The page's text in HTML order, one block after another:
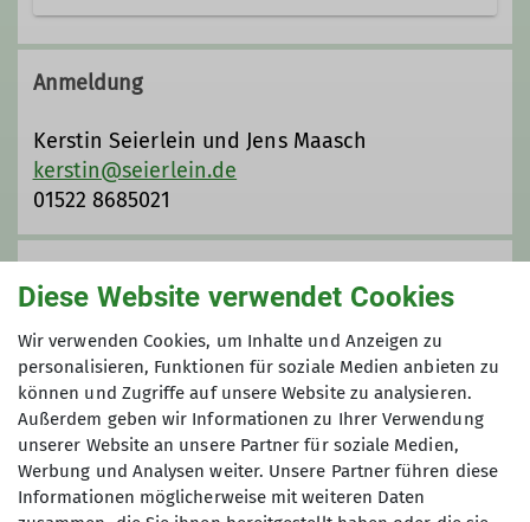
DieFlottenFürtherFüße.
Unsere DAV-Gruppe ist nun schon
über 10 Jahre alt und wir haben mehr
als 100 Mitglieder. Wir sind die
Fürther Füße, weil wir Kondition für
20-30 km in flottem Tempo, außerdem
Kleidung haben und aus Fürth
kommen - die meisten zumindest.
Viele unserer Mitglieder führen
Heimat- und Bergwanderungen von
einfach bis hin zu anspruchsvollen
Klettersteigen durch. Auch mehrtägige
(Berg)touren, Ausflüge mit
Besichtigungen, Kanufahrten oder
Anmeldung
Kerstin Seierlein und Jens Maasch
kerstin@seierlein.de
01522 8685021
30.05.2026
Preis
Anzahlung 30 €
Diese Website verwendet Cookies
Wir verwenden Cookies, um Inhalte und Anzeigen zu
personalisieren, Funktionen für soziale Medien anbieten zu
können und Zugriffe auf unsere Website zu analysieren.
Außerdem geben wir Informationen zu Ihrer Verwendung
unserer Website an unsere Partner für soziale Medien,
Werbung und Analysen weiter. Unsere Partner führen diese
Informationen möglicherweise mit weiteren Daten